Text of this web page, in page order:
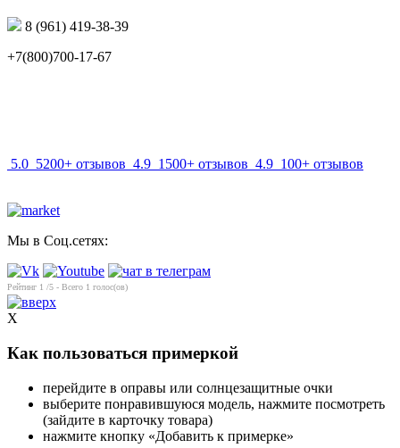
8 (961) 419-38-39
+7(800)700-17-67
5.0 5200+ отзывов 4.9 1500+ отзывов 4.9 100+ отзывов
Мы в Соц.сетях:
Рейтинг 1 /5 - Всего 1 голос(ов)
X
Как пользоваться примеркой
перейдите в оправы или солнцезащитные очки
выберите понравившуюся модель, нажмите посмотреть
(зайдите в карточку товара)
нажмите кнопку «Добавить к примерке»